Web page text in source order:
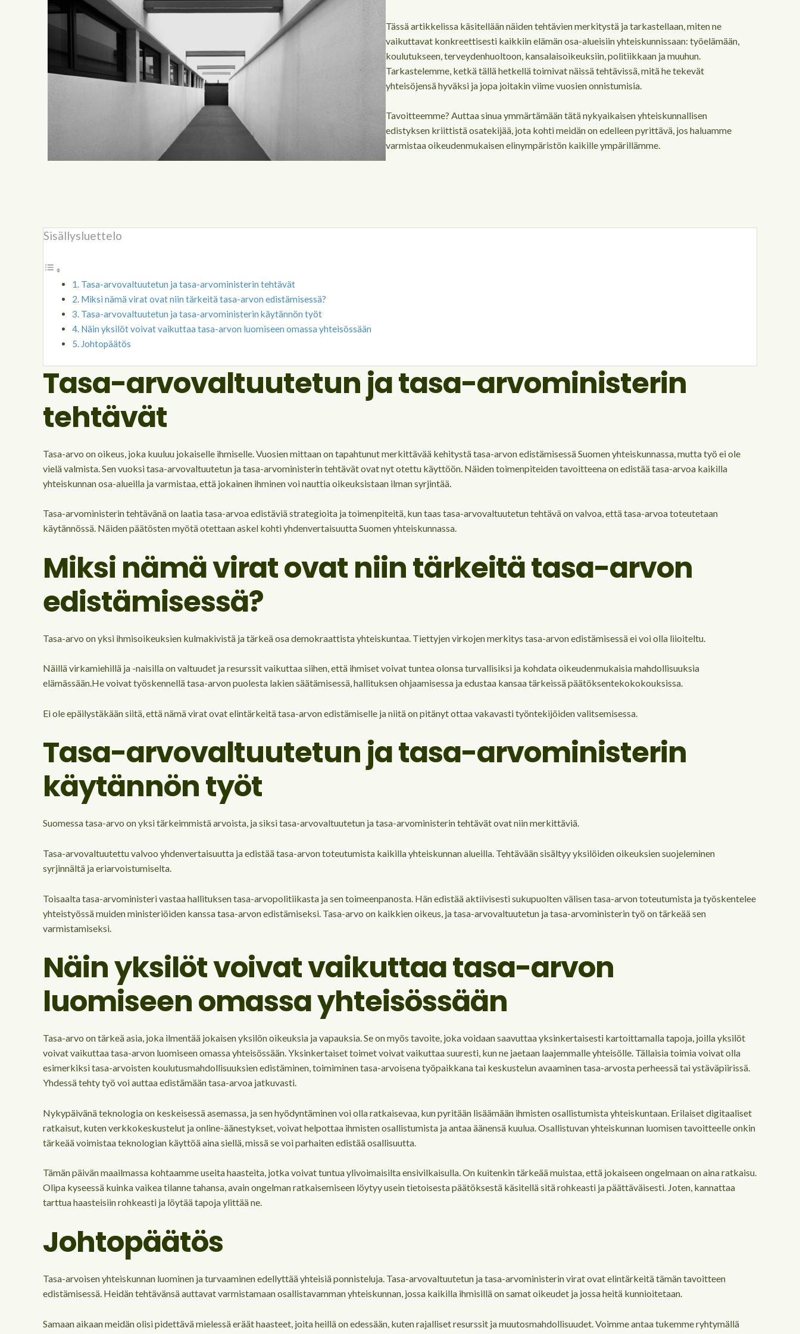
Tässä artikkelissa käsitellään näiden tehtävien merkitystä ja tarkastellaan, miten ne
vaikuttavat konkreettisesti kaikkiin elämän osa-alueisiin yhteiskunnissaan: työelämään,
koulutukseen, terveydenhuoltoon, kansalaisoikeuksiin, politiikkaan ja muuhun.
Tarkastelemme, ketkä tällä hetkellä toimivat näissä tehtävissä, mitä he tekevät
yhteisöjensä hyväksi ja jopa joitakin viime vuosien onnistumisia.
Tavoitteemme? Auttaa sinua ymmärtämään tätä nykyaikaisen yhteiskunnallisen
edistyksen kriittistä osatekijää, jota kohti meidän on edelleen pyrittävä, jos haluamme
varmistaa oikeudenmukaisen elinympäristön kaikille ympärillämme.
Sisällysluettelo
Tasa-arvovaltuutetun ja tasa-arvoministerin tehtävät
Miksi nämä virat ovat niin tärkeitä tasa-arvon edistämisessä?
Tasa-arvovaltuutetun ja tasa-arvoministerin käytännön työt
Näin yksilöt voivat vaikuttaa tasa-arvon luomiseen omassa yhteisössään
Johtopäätös
Tasa-arvovaltuutetun ja tasa-arvoministerin
tehtävät
Tasa-arvo on oikeus, joka kuuluu jokaiselle ihmiselle. Vuosien mittaan on tapahtunut merkittävää kehitystä tasa-arvon edistämisessä Suomen yhteiskunnassa, mutta työ ei ole
vielä valmista. Sen vuoksi tasa-arvovaltuutetun ja tasa-arvoministerin tehtävät ovat nyt otettu käyttöön. Näiden toimenpiteiden tavoitteena on edistää tasa-arvoa kaikilla
yhteiskunnan osa-alueilla ja varmistaa, että jokainen ihminen voi nauttia oikeuksistaan ilman syrjintää.
Tasa-arvoministerin tehtävänä on laatia tasa-arvoa edistäviä strategioita ja toimenpiteitä, kun taas tasa-arvovaltuutetun tehtävä on valvoa, että tasa-arvoa toteutetaan
käytännössä. Näiden päätösten myötä otettaan askel kohti yhdenvertaisuutta Suomen yhteiskunnassa.
Miksi nämä virat ovat niin tärkeitä tasa-arvon
edistämisessä?
Tasa-arvo on yksi ihmisoikeuksien kulmakivistä ja tärkeä osa demokraattista yhteiskuntaa. Tiettyjen virkojen merkitys tasa-arvon edistämisessä ei voi olla liioiteltu.
Näillä virkamiehillä ja -naisilla on valtuudet ja resurssit vaikuttaa siihen, että ihmiset voivat tuntea olonsa turvallisiksi ja kohdata oikeudenmukaisia mahdollisuuksia
elämässään.He voivat työskennellä tasa-arvon puolesta lakien säätämisessä, hallituksen ohjaamisessa ja edustaa kansaa tärkeissä päätöksentekokokouksissa.
Ei ole epäilystäkään siitä, että nämä virat ovat elintärkeitä tasa-arvon edistämiselle ja niitä on pitänyt ottaa vakavasti työntekijöiden valitsemisessa.
Tasa-arvovaltuutetun ja tasa-arvoministerin
käytännön työt
Suomessa tasa-arvo on yksi tärkeimmistä arvoista, ja siksi tasa-arvovaltuutetun ja tasa-arvoministerin tehtävät ovat niin merkittäviä.
Tasa-arvovaltuutettu valvoo yhdenvertaisuutta ja edistää tasa-arvon toteutumista kaikilla yhteiskunnan alueilla. Tehtävään sisältyy yksilöiden oikeuksien suojeleminen
syrjinnältä ja eriarvoistumiselta.
Toisaalta tasa-arvoministeri vastaa hallituksen tasa-arvopolitiikasta ja sen toimeenpanosta. Hän edistää aktiivisesti sukupuolten välisen tasa-arvon toteutumista ja työskentelee
yhteistyössä muiden ministeriöiden kanssa tasa-arvon edistämiseksi. Tasa-arvo on kaikkien oikeus, ja tasa-arvovaltuutetun ja tasa-arvoministerin työ on tärkeää sen
varmistamiseksi.
Näin yksilöt voivat vaikuttaa tasa-arvon
luomiseen omassa yhteisössään
Tasa-arvo on tärkeä asia, joka ilmentää jokaisen yksilön oikeuksia ja vapauksia. Se on myös tavoite, joka voidaan saavuttaa yksinkertaisesti kartoittamalla tapoja, joilla yksilöt
voivat vaikuttaa tasa-arvon luomiseen omassa yhteisössään. Yksinkertaiset toimet voivat vaikuttaa suuresti, kun ne jaetaan laajemmalle yhteisölle. Tällaisia toimia voivat olla
esimerkiksi tasa-arvoisten koulutusmahdollisuuksien edistäminen, toimiminen tasa-arvoisena työpaikkana tai keskustelun avaaminen tasa-arvosta perheessä tai ystäväpiirissä.
Yhdessä tehty työ voi auttaa edistämään tasa-arvoa jatkuvasti.
Nykypäivänä teknologia on keskeisessä asemassa, ja sen hyödyntäminen voi olla ratkaisevaa, kun pyritään lisäämään ihmisten osallistumista yhteiskuntaan. Erilaiset digitaaliset
ratkaisut, kuten verkkokeskustelut ja online-äänestykset, voivat helpottaa ihmisten osallistumista ja antaa äänensä kuulua. Osallistuvan yhteiskunnan luomisen tavoitteelle onkin
tärkeää voimistaa teknologian käyttöä aina siellä, missä se voi parhaiten edistää osallisuutta.
Tämän päivän maailmassa kohtaamme useita haasteita, jotka voivat tuntua ylivoimaisilta ensivilkaisulla. On kuitenkin tärkeää muistaa, että jokaiseen ongelmaan on aina ratkaisu.
Olipa kyseessä kuinka vaikea tilanne tahansa, avain ongelman ratkaisemiseen löytyy usein tietoisesta päätöksestä käsitellä sitä rohkeasti ja päättäväisesti. Joten, kannattaa
tarttua haasteisiin rohkeasti ja löytää tapoja ylittää ne.
Johtopäätös
Tasa-arvoisen yhteiskunnan luominen ja turvaaminen edellyttää yhteisiä ponnisteluja. Tasa-arvovaltuutetun ja tasa-arvoministerin virat ovat elintärkeitä tämän tavoitteen
edistämisessä. Heidän tehtävänsä auttavat varmistamaan osallistavamman yhteiskunnan, jossa kaikilla ihmisillä on samat oikeudet ja jossa heitä kunnioitetaan.
Samaan aikaan meidän olisi pidettävä mielessä eräät haasteet, joita heillä on edessään, kuten rajalliset resurssit ja muutosmahdollisuudet. Voimme antaa tukemme ryhtymällä